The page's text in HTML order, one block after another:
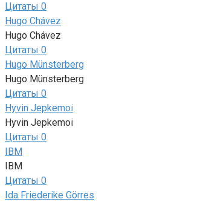
Цитаты 0
Hugo Chávez
Hugo Chávez
Цитаты 0
Hugo Münsterberg
Hugo Münsterberg
Цитаты 0
Hyvin Jepkemoi
Hyvin Jepkemoi
Цитаты 0
IBM
IBM
Цитаты 0
Ida Friederike Görres